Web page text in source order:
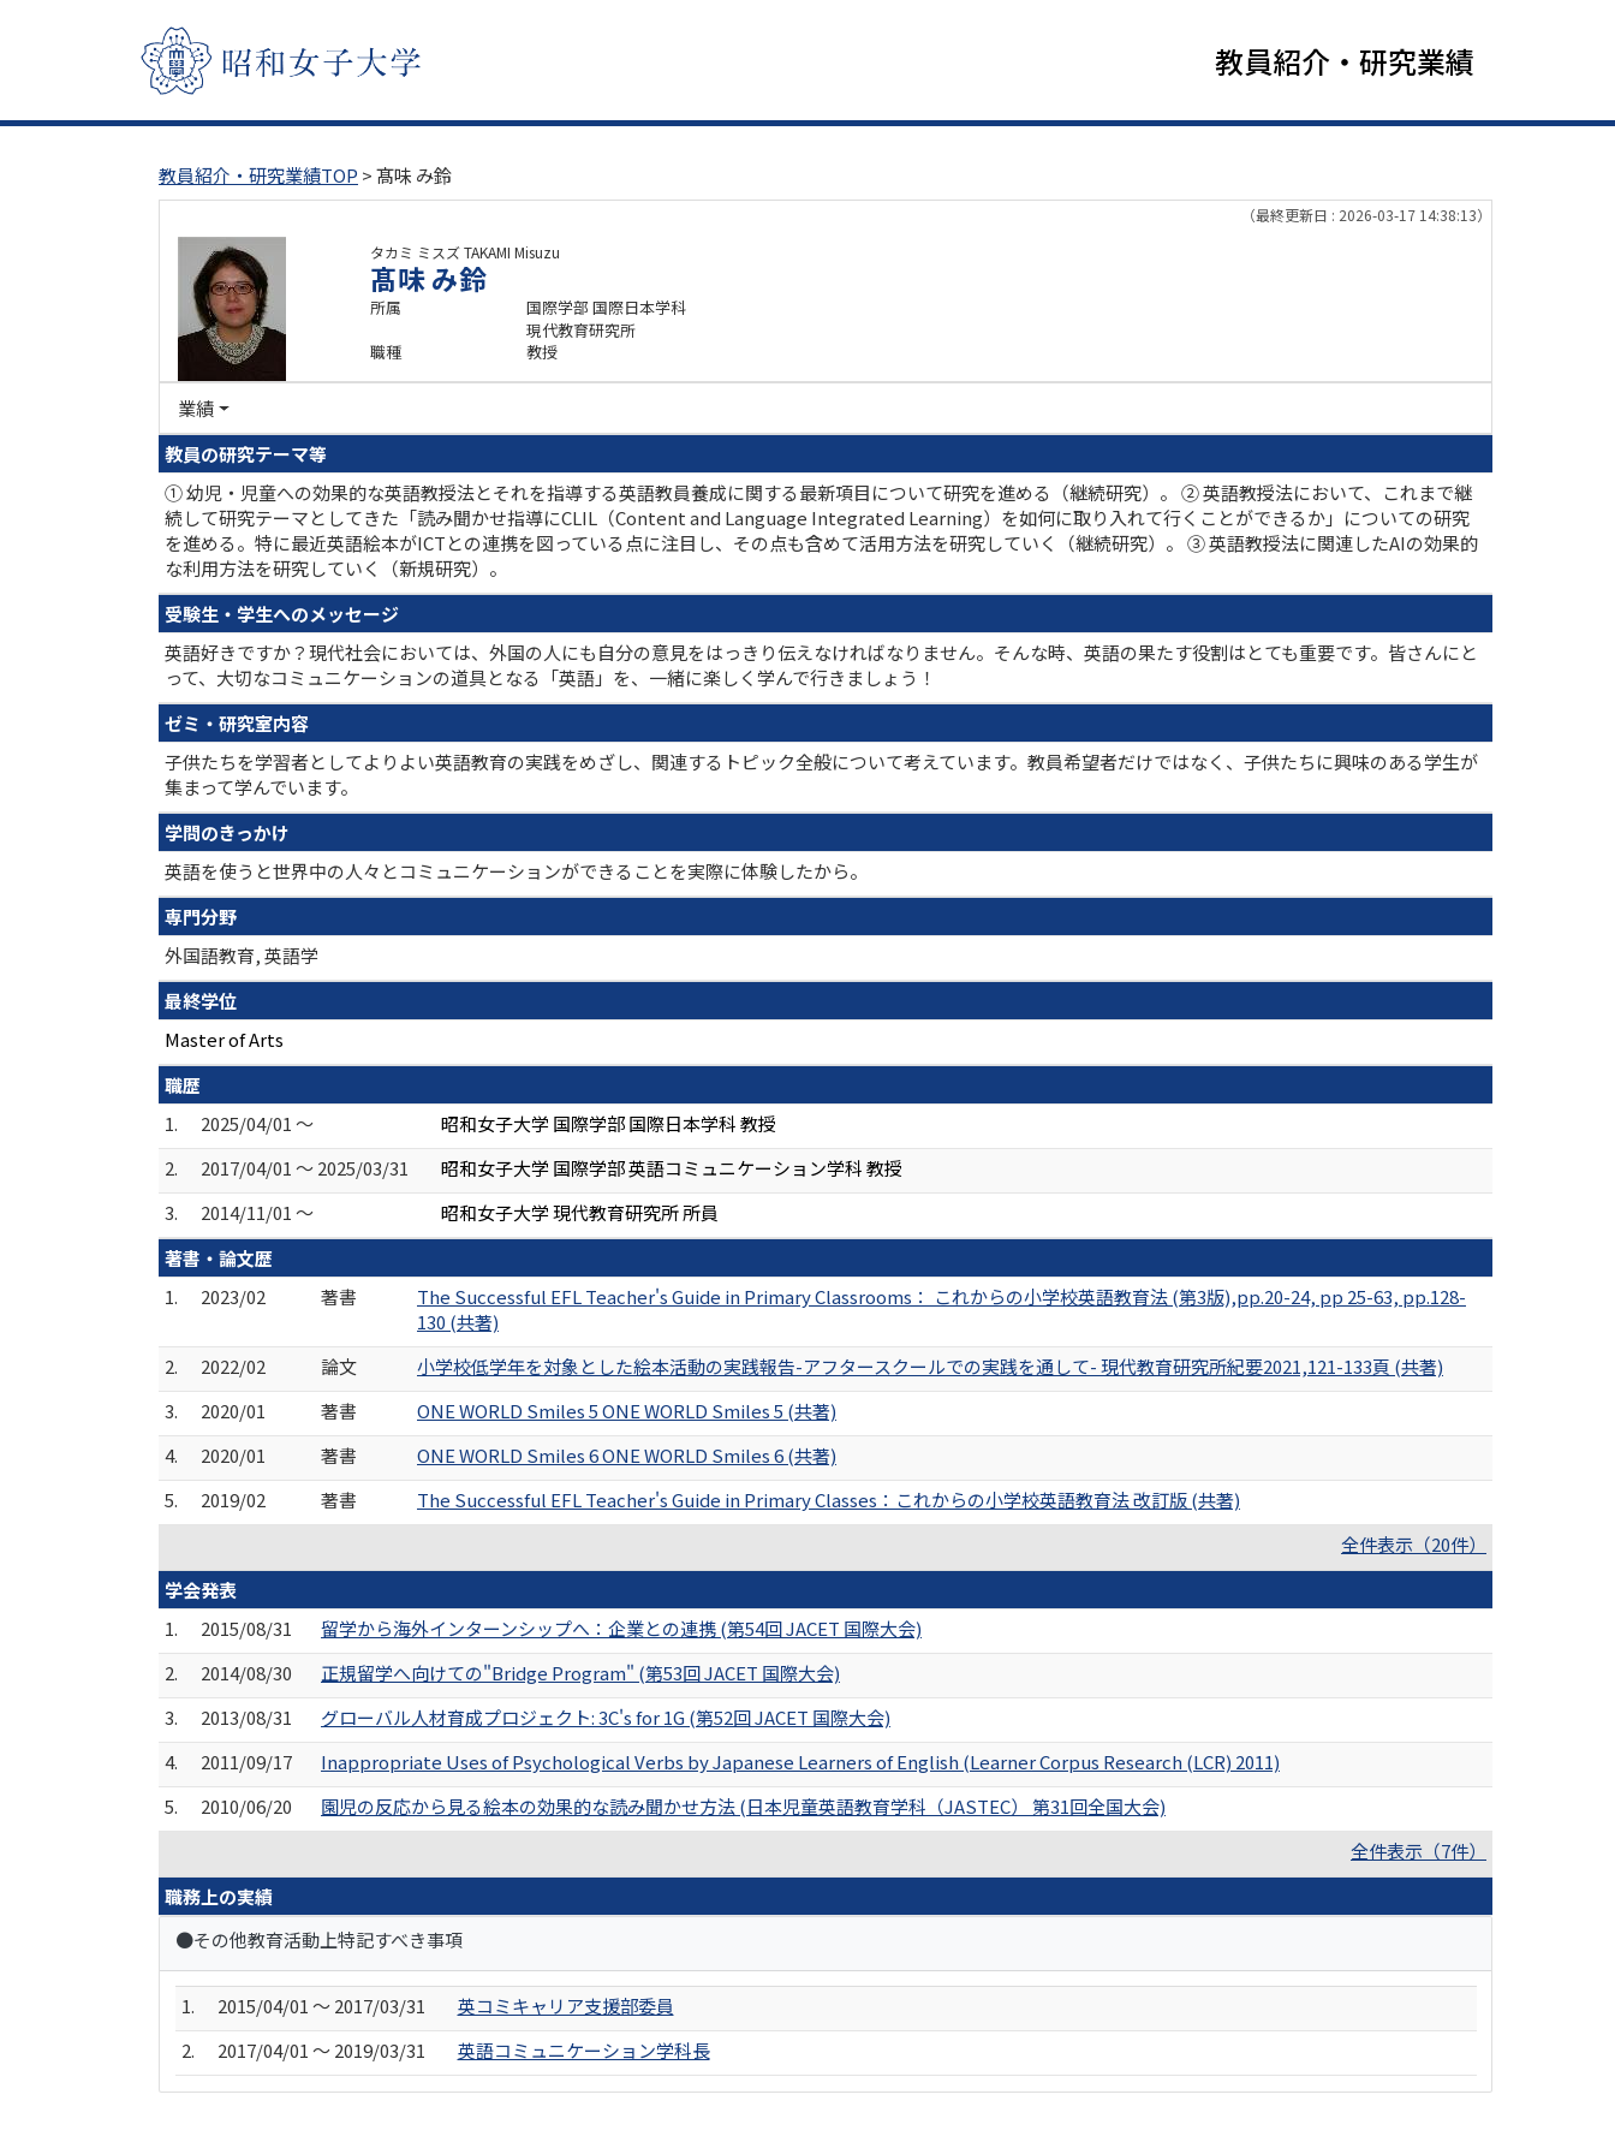
教員紹介・研究業績
教員紹介・研究業績TOP > 髙味 み鈴
（最終更新日 : 2026-03-17 14:38:13）
タカミ ミスズTAKAMI Misuzu
髙味 み鈴
所属
国際学部 国際日本学科
現代教育研究所
職種
教授
業績
教員の研究テーマ等
① 幼児・児童への効果的な英語教授法とそれを指導する英語教員養成に関する最新項目について研究を進める（継続研究）。 ② 英語教授法において、これまで継
続して研究テーマとしてきた「読み聞かせ指導にCLIL（Content and Language Integrated Learning）を如何に取り入れて行くことができるか」についての研究
を進める。特に最近英語絵本がICTとの連携を図っている点に注目し、その点も含めて活用方法を研究していく（継続研究）。 ③ 英語教授法に関連したAIの効果的
な利用方法を研究していく（新規研究）。
受験生・学生へのメッセージ
英語好きですか？現代社会においては、外国の人にも自分の意見をはっきり伝えなければなりません。そんな時、英語の果たす役割はとても重要です。皆さんにと
って、大切なコミュニケーションの道具となる「英語」を、一緒に楽しく学んで行きましょう！
ゼミ・研究室内容
子供たちを学習者としてよりよい英語教育の実践をめざし、関連するトピック全般について考えています。教員希望者だけではなく、子供たちに興味のある学生が
集まって学んでいます。
学問のきっかけ
英語を使うと世界中の人々とコミュニケーションができることを実際に体験したから。
専門分野
外国語教育, 英語学
最終学位
Master of Arts
職歴
1.
2025/04/01 ～
昭和女子大学 国際学部 国際日本学科 教授
2.
2017/04/01 ～ 2025/03/31
昭和女子大学 国際学部 英語コミュニケーション学科 教授
3.
2014/11/01 ～
昭和女子大学 現代教育研究所 所員
著書・論文歴
1.
2023/02 著書
The Successful EFL Teacher's Guide in Primary Classrooms： これからの小学校英語教育法 (第3版),pp.20-24, pp 25-63, pp.128-
130 (共著)
2.
2022/02 論文
小学校低学年を対象とした絵本活動の実践報告-アフタースクールでの実践を通して- 現代教育研究所紀要2021,121-133頁 (共著)
3.
2020/01 著書
ONE WORLD Smiles 5 ONE WORLD Smiles 5 (共著)
4.
2020/01 著書
ONE WORLD Smiles 6 ONE WORLD Smiles 6 (共著)
5.
2019/02 著書
The Successful EFL Teacher's Guide in Primary Classes：これからの小学校英語教育法 改訂版 (共著)
全件表示（20件）
学会発表
1.
2015/08/31
留学から海外インターンシップへ：企業との連携 (第54回 JACET 国際大会)
2.
2014/08/30
正規留学へ向けての"Bridge Program" (第53回 JACET 国際大会)
3.
2013/08/31
グローバル人材育成プロジェクト: 3C's for 1G (第52回 JACET 国際大会)
4.
2011/09/17
Inappropriate Uses of Psychological Verbs by Japanese Learners of English (Learner Corpus Research (LCR) 2011)
5.
2010/06/20
園児の反応から見る絵本の効果的な読み聞かせ方法 (日本児童英語教育学科（JASTEC） 第31回全国大会)
全件表示（7件）
職務上の実績
●その他教育活動上特記すべき事項
1. 2015/04/01 ～ 2017/03/31
英コミキャリア支援部委員
2.
2017/04/01 ～ 2019/03/31 英語コミュニケーション学科長